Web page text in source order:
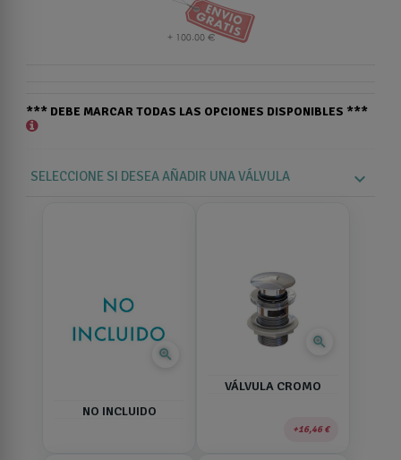
*** DEBE MARCAR TODAS LAS OPCIONES DISPONIBLES ***
SELECCIONE SI DESEA AÑADIR UNA VÁLVULA expand_more
zoom_in
NO INCLUIDO
zoom_in
VÁLVULA CROMO
16,46 €